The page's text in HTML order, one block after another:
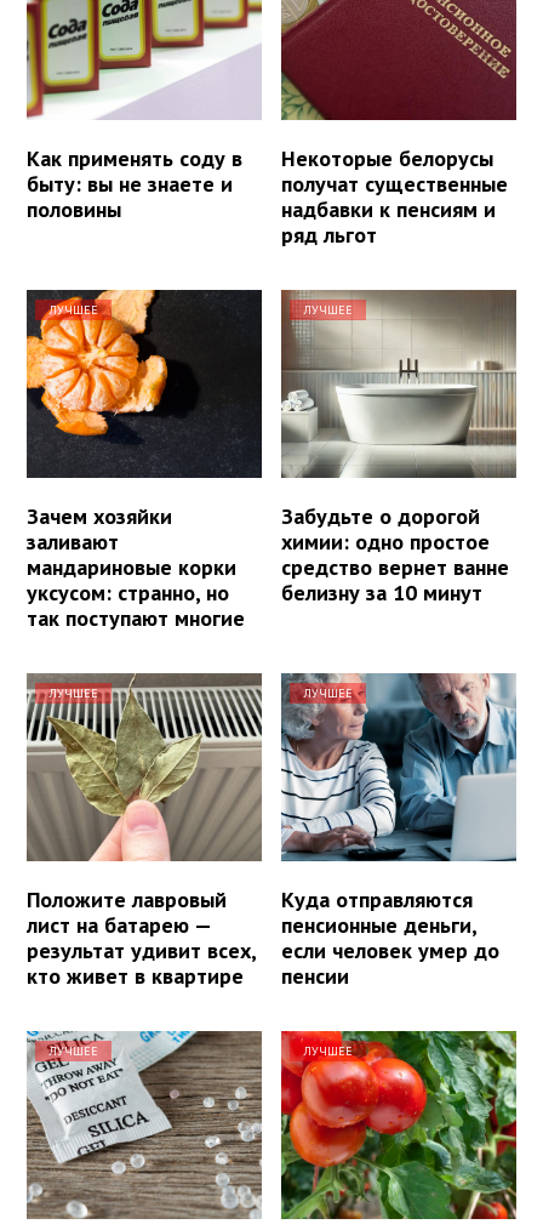
Как применять соду в
быту: вы не знаете и
половины
Некоторые белорусы
получат существенные
надбавки к пенсиям и
ряд льгот
ЛУЧШЕЕ
Зачем хозяйки
заливают
мандариновые корки
уксусом: странно, но
так поступают многие
ЛУЧШЕЕ
Забудьте о дорогой
химии: одно простое
средство вернет ванне
белизну за 10 минут
ЛУЧШЕЕ
Положите лавровый
лист на батарею —
результат удивит всех,
кто живет в квартире
ЛУЧШЕЕ
Куда отправляются
пенсионные деньги,
если человек умер до
пенсии
ЛУЧШЕЕ ЛУЧШЕЕ